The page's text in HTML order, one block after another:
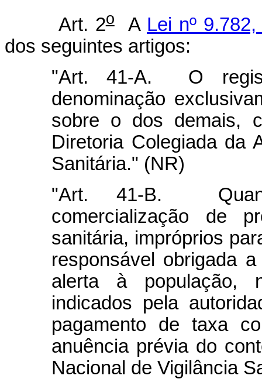
Art. 2oA Lei nº
dos seguintes artigos:
"Art. 41-A. O
denominação
sobre o dos demais,
Diretoria Colegiada da
Sanitária." (NR)
"Art. 41-B.
comercialização de
sanitária, impróprios
responsável obrigada
alerta à população,
indicados pela
pagamento de taxa
anuência prévia do
Nacional de Vigilância